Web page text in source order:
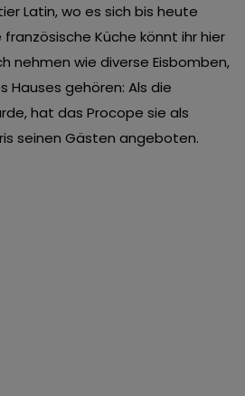
Latin, wo es sich bis heute
Küche könnt ihr hier
nehmen wie diverse Eisbomben,
Hauses gehören: Als die
hat das Procope sie als
seinen Gästen angeboten.